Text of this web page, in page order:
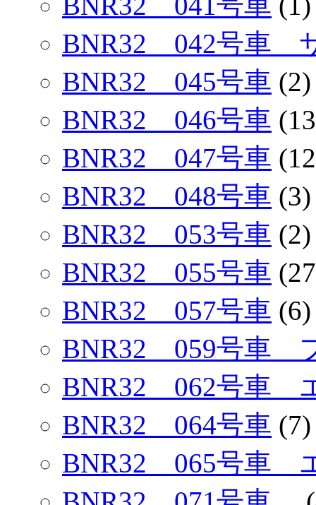
BNR32 042号車
BNR32 045号車 (2)
BNR32 046号車
BNR32 047号車
BNR32 048号車 (3)
BNR32 053号車 (2)
BNR32 055号車
BNR32 057号車 (6)
BNR32 059号車
BNR32 062号車
BNR32 064号車 (7)
BNR32 065号車